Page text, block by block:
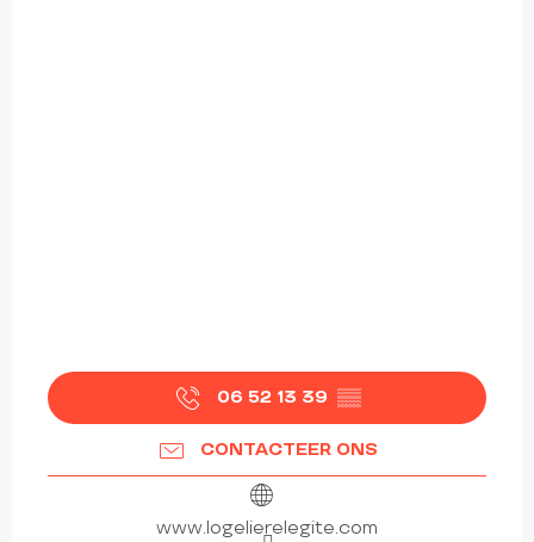
06 52 13 39 ▒▒
CONTACTEER ONS
www.logelierelegite.com